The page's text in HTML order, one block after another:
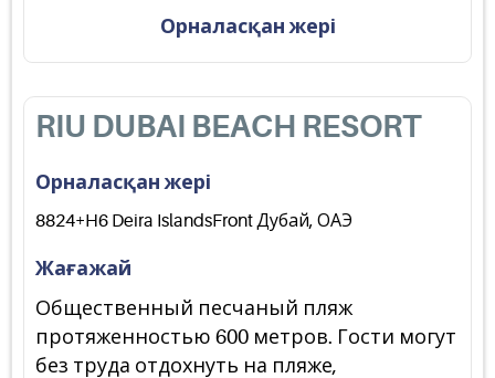
Орналасқан жері
RIU DUBAI BEACH RESORT
Орналасқан жері
8824+H6 Deira IslandsFront Дубай, ОАЭ
Жағажай
Общественный песчаный пляж
протяженностью 600 метров. Гости могут
без труда отдохнуть на пляже,